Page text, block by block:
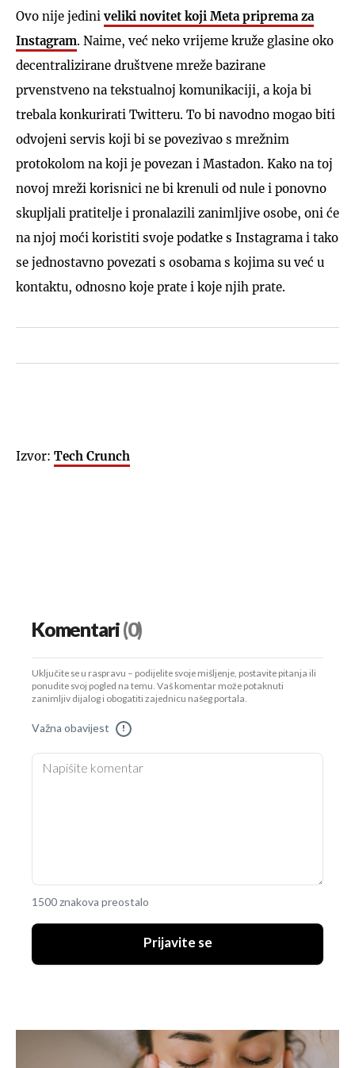
Ovo nije jediniveliki novitet koji Meta priprema za
Instagram. Naime, već neko vrijeme kruže glasine oko
decentralizirane društvene mreže bazirane
prvenstveno na tekstualnoj komunikaciji, a koja bi
trebala konkurirati Twitteru. To bi navodno mogao biti
odvojeni servis koji bi se povezivao s mrežnim
protokolom na koji je povezan i Mastadon. Kako na toj
novoj mreži korisnici ne bi krenuli od nule i ponovno
skupljali pratitelje i pronalazili zanimljive osobe, oni će
na njoj moći koristiti svoje podatke s Instagrama i tako
se jednostavno povezati s osobama s kojima su već u
kontaktu, odnosno koje prate i koje njih prate.
Izvor: Tech Crunch
Komentari(0)
Uključite se u raspravu – podijelite svoje mišljenje, postavite pitanja ili
ponudite svoj pogled na temu. Vaš komentar može potaknuti
zanimljiv dijalog i obogatiti zajednicu našeg portala.
Važna obavijest !
1500 znakova preostalo
Prijavite se